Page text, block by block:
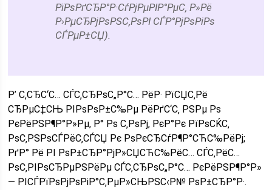
РїРѕРґСЂР°Р·СѓРјРµРІР°РµС‚ Р»Рё
Р›РµСЂРјРѕРЅС‚РѕРІ СЃР°РјРѕРіРѕ
СЃРµР±СЏ).
Р’ С‚СЂС‘С… СЃС‚СЂРѕС„Р°С… РёР· РїСЏС‚Рё
СЂРµС‡СЊ РІРѕРѕР±С‰Рµ РёРґС‘С‚ РЅРµ Рѕ
РєРёРЅР¶Р°Р»Рµ, Р° Рѕ С‚РѕРј, РєР°Рє РїРѕСЌС‚
РѕС‚РЅРѕСЃРёС‚СЃСЏ Рє РѕРєСЂСѓР¶Р°СЋС‰РёРј;
РґР° Рё РІ РѕР±СЂР°РјР»СЏСЋС‰РёС… СЃС‚РёС…
РѕС‚РІРѕСЂРµРЅРёРµ СЃС‚СЂРѕС„Р°С… РєРёРЅР¶Р°Р»
— РІСЃРїРѕРјРѕРіР°С‚РµР»СЊРЅС‹Р№ РѕР±СЂР°Р·.